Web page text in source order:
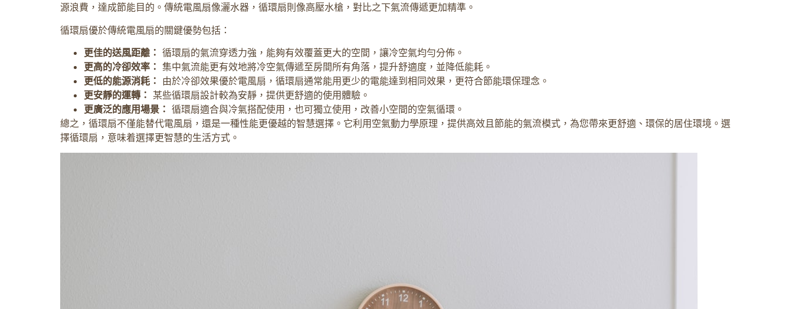
源浪費，達成節能目的。傳統電風扇像灑水器，循環扇則像高壓水槍，對比之下氣流傳遞更加精準。
循環扇優於傳統電風扇的關鍵優勢包括：
更佳的送風距離： 循環扇的氣流穿透力強，能夠有效覆蓋更大的空間，讓冷空氣均勻分佈。
更高的冷卻效率： 集中氣流能更有效地將冷空氣傳遞至房間所有角落，提升舒適度，並降低能耗。
更低的能源消耗： 由於冷卻效果優於電風扇，循環扇通常能用更少的電能達到相同效果，更符合節能環保理念。
更安靜的運轉： 某些循環扇設計較為安靜，提供更舒適的使用體驗。
更廣泛的應用場景： 循環扇適合與冷氣搭配使用，也可獨立使用，改善小空間的空氣循環。
總之，循環扇不僅能替代電風扇，還是一種性能更優越的智慧選擇。它利用空氣動力學原理，提供高效且節能的氣流模式，為您帶來更舒適、環保的居住環境。選
擇循環扇，意味着選擇更智慧的生活方式。